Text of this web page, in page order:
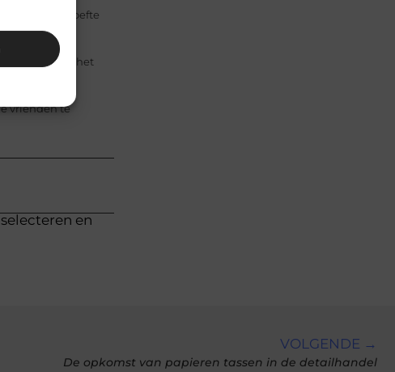
vaak behoefte
van het
vrienden te
en
VOLGENDE →
De opkomst van papieren tassen in de detailhandel